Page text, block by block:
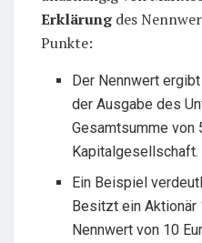
Erklärungdes
Punkte:
Der Nennwert
der Ausgabe des
Gesamtsumme von
Kapitalgesellschaft.
Ein Beispiel
Besitzt ein Aktionär
Nennwert von 10